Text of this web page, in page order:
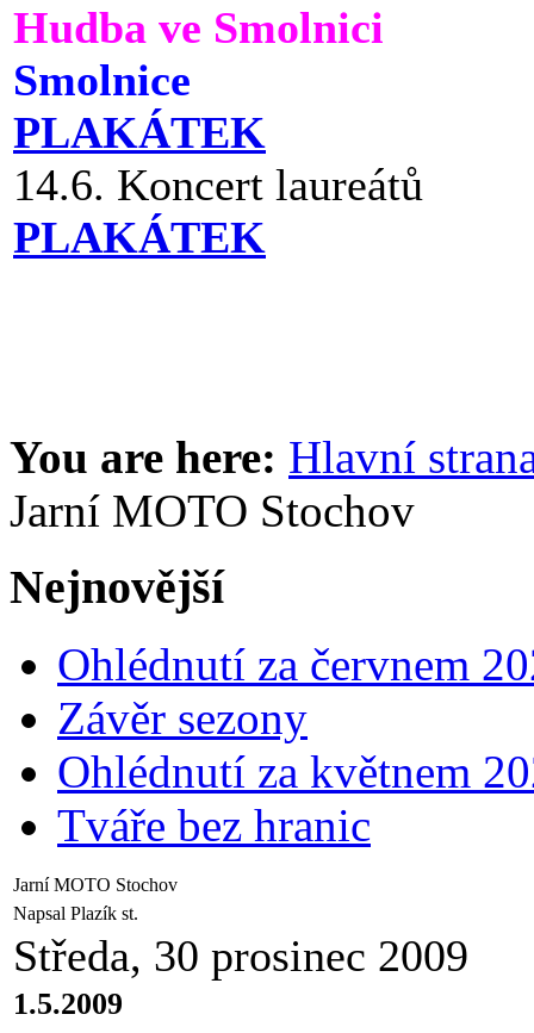
Hudba ve Smolnici
Smolnice
PLAKÁTEK
14.6. Koncert laureátů
PLAKÁTEK
You are here: Hlavní
Jarní MOTO Stochov
Nejnovější
Ohlédnutí za červnem
Závěr sezony
Ohlédnutí za květnem
Tváře bez hranic
Jarní MOTO Stochov
Napsal Plazík st.
Středa, 30 prosinec 2009
1.5.2009